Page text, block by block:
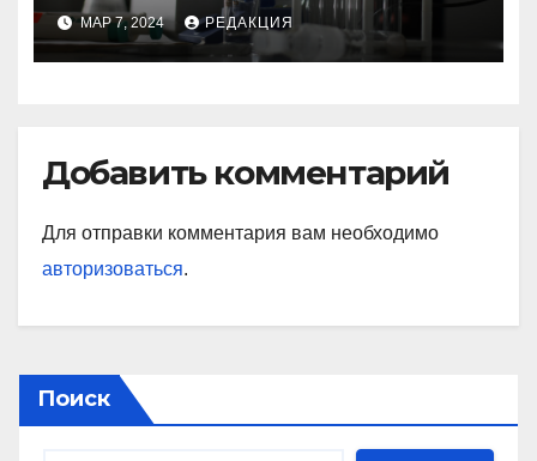
МАР 7, 2024 РЕДАКЦИЯ
Добавить комментарий
Для отправки комментария вам необходимо
авторизоваться.
Поиск